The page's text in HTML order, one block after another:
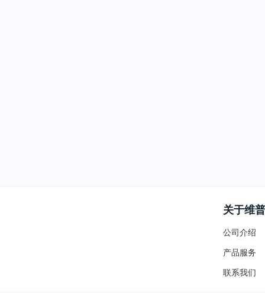
关于维普
公司介绍
产品服务
联系我们